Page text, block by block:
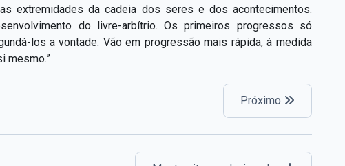
extremidades da cadeia dos seres e dos acontecimentos.
do livre-arbítrio. Os primeiros progressos só
los a vontade. Vão em progressão mais rápida, à medida
mesmo.”
Próximo